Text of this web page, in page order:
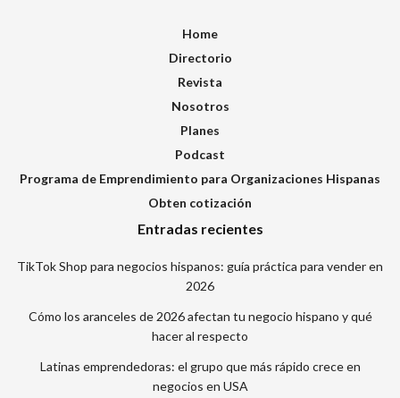
Home
Directorio
Revista
Nosotros
Planes
Podcast
Programa de Emprendimiento para Organizaciones Hispanas
Obten cotización
Entradas recientes
TikTok Shop para negocios hispanos: guía práctica para vender en
2026
Cómo los aranceles de 2026 afectan tu negocio hispano y qué
hacer al respecto
Latinas emprendedoras: el grupo que más rápido crece en
negocios en USA